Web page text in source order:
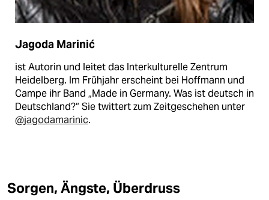
Jagoda Marinić
ist Autorin und leitet das Interkulturelle Zentrum
Heidelberg. Im Frühjahr erscheint bei Hoffmann und
Campe ihr Band „Made in Germany. Was ist deutsch in
Deutschland?“ Sie twittert zum Zeitgeschehen unter
@jagodamarinic.
Sorgen, Ängste, Überdruss